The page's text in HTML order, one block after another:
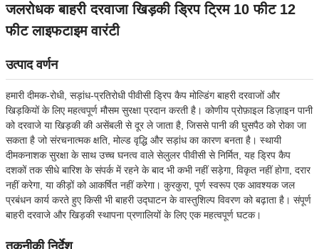
जलरोधक बाहरी दरवाजा खिड़की ड्रिप ट्रिम 10 फीट 12
फीट लाइफटाइम वारंटी
उत्पाद वर्णन
हमारी दीमक-रोधी, सड़ांध-प्रतिरोधी पीवीसी ड्रिप कैप मोल्डिंग बाहरी दरवाजों और
खिड़कियों के लिए महत्वपूर्ण मौसम सुरक्षा प्रदान करती है। कोणीय प्रोफ़ाइल डिज़ाइन पानी
को दरवाजे या खिड़की की असेंबली से दूर ले जाता है, जिससे पानी की घुसपैठ को रोका जा
सकता है जो संरचनात्मक क्षति, मोल्ड वृद्धि और सड़ांध का कारण बनता है। स्थायी
दीमकनाशक सुरक्षा के साथ उच्च घनत्व वाले सेलुलर पीवीसी से निर्मित, यह ड्रिप कैप
दशकों तक सीधे बारिश के संपर्क में रहने के बाद भी कभी नहीं सड़ेगा, विकृत नहीं होगा, दरार
नहीं करेगा, या कीड़ों को आकर्षित नहीं करेगा। कुरकुरा, पूर्ण स्वरूप एक आवश्यक जल
प्रबंधन कार्य करते हुए किसी भी बाहरी उद्घाटन के वास्तुशिल्प विवरण को बढ़ाता है। संपूर्ण
बाहरी दरवाजे और खिड़की स्थापना प्रणालियों के लिए एक महत्वपूर्ण घटक।
तकनीकी निर्देश